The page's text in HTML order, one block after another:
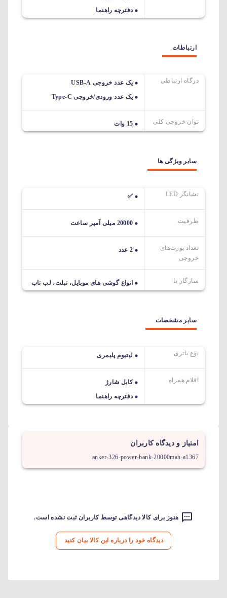
دفترچه راهنما
ارتباطات
درگاه ارتباطی
یک عدد خروجی USB-A
یک عدد ورودی/خروجی Type-C
توان خروجی کلی 15 وات
سایر ویژگی ها
نشانگر LED ✅
ظرفیت 20000 میلی آمپر ساعت
تعداد پورت‌های
خروجی
2 عدد
سازگار با انواع گوشی های موبایل، تبلت، لپ تاپ
سایر مشخصات
نوع باتری لیتیوم پلیمری
اقلام همراه
کابل شارژ
دفترچه راهنما
امتیاز و دیدگاه کاربران
anker-326-power-bank-20000mah-a1367
هنوز برای کالا دیدگاهی توسط کاربران ثبت نشده است.
دیدگاه خود را درباره این کالا بیان کنید